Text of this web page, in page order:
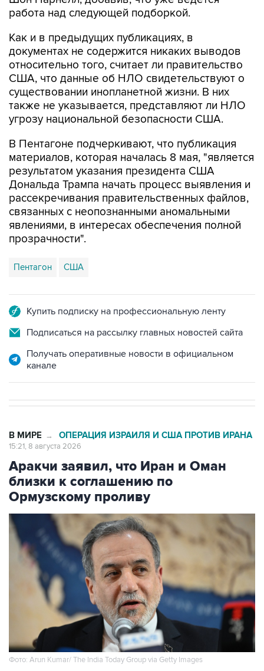
работа над следующей подборкой.
Как и в предыдущих публикациях, в
документах не содержится никаких выводов
относительно того, считает ли правительство
США, что данные об НЛО свидетельствуют о
существовании инопланетной жизни. В них
также не указывается, представляют ли НЛО
угрозу национальной безопасности США.
В Пентагоне подчеркивают, что публикация
материалов, которая началась 8 мая, "является
результатом указания президента США
Дональда Трампа начать процесс выявления и
рассекречивания правительственных файлов,
связанных с неопознанными аномальными
явлениями, в интересах обеспечения полной
прозрачности".
Пентагон США
Купить подписку на профессиональную ленту
Подписаться на рассылку главных новостей сайта
Получать оперативные новости в официальном
канале
В МИРЕ → ОПЕРАЦИЯ ИЗРАИЛЯ И США ПРОТИВ ИРАНА
15:21, 8 августа 2026
Аракчи заявил, что Иран и Оман
близки к соглашению по
Ормузскому проливу
Фото: Arun Kumar/ The India Today Group via Getty Images